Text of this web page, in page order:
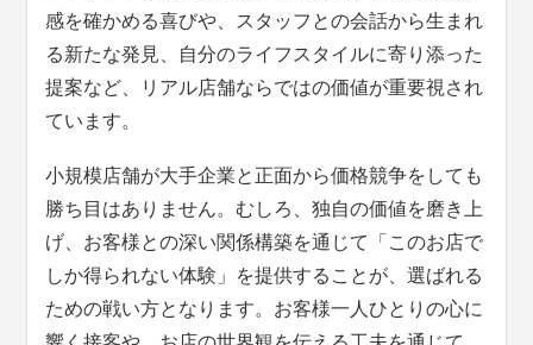
感を確かめる喜びや、スタッフとの会話から生まれ
る新たな発見、自分のライフスタイルに寄り添った
提案など、リアル店舗ならではの価値が重要視され
ています。
小規模店舗が大手企業と正面から価格競争をしても
勝ち目はありません。むしろ、独自の価値を磨き上
げ、お客様との深い関係構築を通じて「このお店で
しか得られない体験」を提供することが、選ばれる
ための戦い方となります。お客様一人ひとりの心に